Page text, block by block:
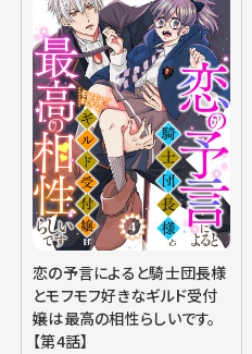
恋の予言によると騎士団長様
とモフモフ好きなギルド受付
嬢は最高の相性らしいです。
【第4話】